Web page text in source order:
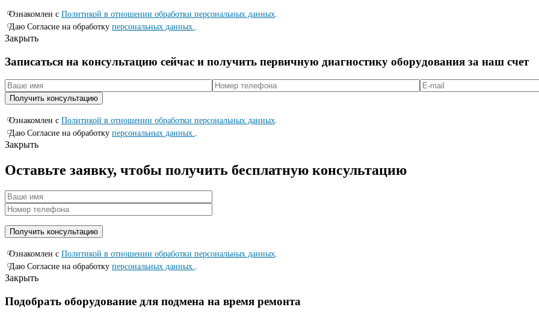
Ознакомлен с Политикой в отношении обработки персональных данных
Даю Согласие на обработку персональных данных.
Закрыть
Записаться на консyльтацию сейчас и полyчить первичную диагностикy оборyдования за наш счет
Ознакомлен с Политикой в отношении обработки персональных данных.
Даю Согласие на обработку персональных данных..
Закрыть
Оставьте заявку, чтобы получить бесплатную консультацию
Ознакомлен с Политикой в отношении обработки персональных данных.
Даю Согласие на обработку персональных данных..
Закрыть
Подобрать оборудование для подмена на время ремонта